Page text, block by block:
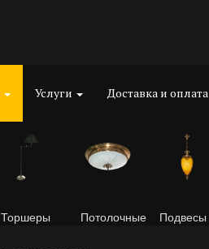
Услуги Доставка и оплата
Торшеры Потолочные Подвесы